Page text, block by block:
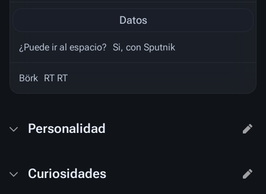
Datos
¿Puede ir al espacio? Si, con Sputnik
Börk RT RT
Personalidad
Curiosidades